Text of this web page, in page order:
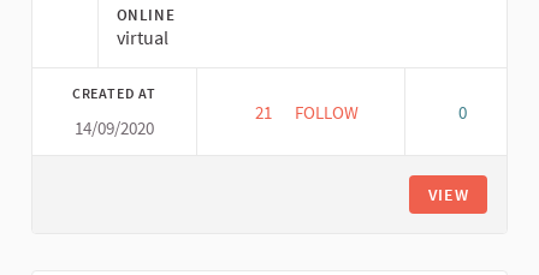
ONLINE
virtual
CREATED AT
14/09/2020
21 21 FOLLOWERS
FOLLOW 0
VIEW